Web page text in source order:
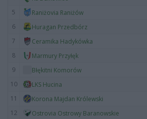
5
Raniżovia Raniżów
6
Huragan Przedbórz
7
Ceramika Hadykówka
8
Marmury Przyłęk
9
Błękitni Komorów
10
LKS Hucina
11
Korona Majdan Królewski
12
Ostrovia Ostrowy Baranowskie